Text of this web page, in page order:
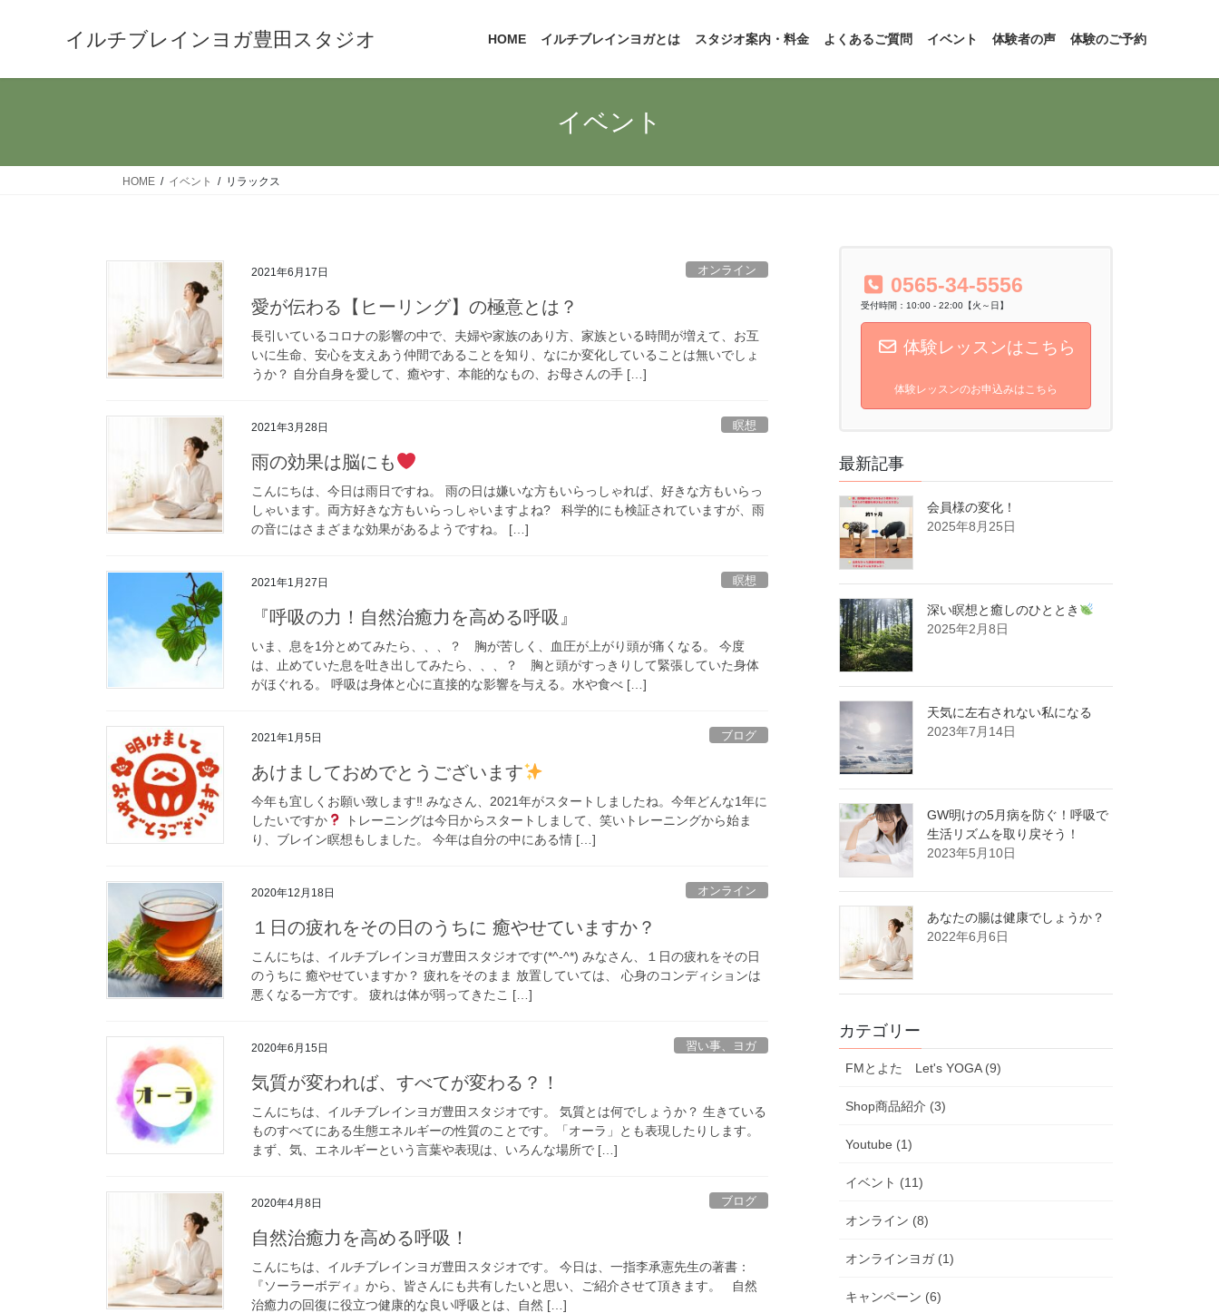
ン
ー
イルチブレインヨガ豊田スタジオ HOME イルチブレインヨガとは スタジオ案内・料金 よくあるご質問 イベント 体験者の声 体験のご予約
イベント
HOME イベント リラックス
2021年6月17日 オンライン
愛が伝わる【ヒーリング】の極意とは？
長引いているコロナの影響の中で、夫婦や家族のあり方、家族といる時間が増えて、お互
いに生命、安心を支えあう仲間であることを知り、なにか変化していることは無いでしょ
うか？ 自分自身を愛して、癒やす、本能的なもの、お母さんの手 […]
2021年3月28日 瞑想
雨の効果は脳にも
こんにちは、今日は雨日ですね。 雨の日は嫌いな方もいらっしゃれば、好きな方もいらっ
しゃいます。両方好きな方もいらっしゃいますよね? 科学的にも検証されていますが、雨
の音にはさまざまな効果があるようですね。 […]
2021年1月27日 瞑想
『呼吸の力！自然治癒力を高める呼吸』
いま、息を1分とめてみたら、、、？ 胸が苦しく、血圧が上がり頭が痛くなる。 今度
は、止めていた息を吐き出してみたら、、、？ 胸と頭がすっきりして緊張していた身体
がほぐれる。 呼吸は身体と心に直接的な影響を与える。水や食べ […]
2021年1月5日 ブログ
あけましておめでとうございます
今年も宜しくお願い致します‼ みなさん、2021年がスタートしましたね。今年どんな1年に
したいですか
トレーニングは今日からスタートしまして、笑いトレーニングから始ま
り、ブレイン瞑想もしました。 今年は自分の中にある情 […]
2020年12月18日 オンライン
１日の疲れをその日のうちに 癒やせていますか？
こんにちは、イルチブレインヨガ豊田スタジオです(*^-^*) みなさん、１日の疲れをその日
のうちに 癒やせていますか？ 疲れをそのまま 放置していては、 心身のコンディションは
悪くなる一方です。 疲れは体が弱ってきたこ […]
2020年6月15日 習い事、ヨガ
気質が変われば、すべてが変わる？！
こんにちは、イルチブレインヨガ豊田スタジオです。 気質とは何でしょうか？ 生きている
ものすべてにある生態エネルギーの性質のことです。「オーラ」とも表現したりします。
まず、気、エネルギーという言葉や表現は、いろんな場所で […]
2020年4月8日 ブログ
自然治癒力を高める呼吸！
こんにちは、イルチブレインヨガ豊田スタジオです。 今日は、一指李承憲先生の著書：
『ソーラーボディ』から、皆さんにも共有したいと思い、ご紹介させて頂きます。 自然
治癒力の回復に役立つ健康的な良い呼吸とは、自然 […]
0565-34-5556
受付時間：10:00 - 22:00【火～日】
体験レッスンはこちら
体験レッスンのお申込みはこちら
最新記事
会員様の変化！
2025年8月25日
深い瞑想と癒しのひととき
2025年2月8日
天気に左右されない私になる
2023年7月14日
GW明けの5月病を防ぐ！呼吸で
生活リズムを取り戻そう！
2023年5月10日
あなたの腸は健康でしょうか？
2022年6月6日
カテゴリー
FMとよた Let's YOGA (9)
Shop商品紹介 (3)
Youtube (1)
イベント (11)
オンライン (8)
オンラインヨガ (1)
キャンペーン (6)